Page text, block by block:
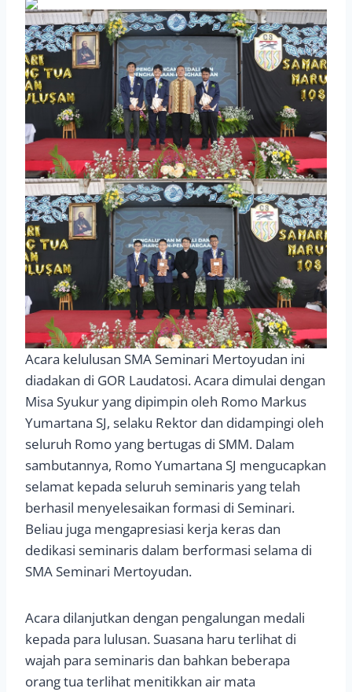
Acara kelulusan SMA Seminari Mertoyudan ini
diadakan di GOR Laudatosi. Acara dimulai dengan
Misa Syukur yang dipimpin oleh Romo Markus
Yumartana SJ, selaku Rektor dan didampingi oleh
seluruh Romo yang bertugas di SMM. Dalam
sambutannya, Romo Yumartana SJ mengucapkan
selamat kepada seluruh seminaris yang telah
berhasil menyelesaikan formasi di Seminari.
Beliau juga mengapresiasi kerja keras dan
dedikasi seminaris dalam berformasi selama di
SMA Seminari Mertoyudan.
Acara dilanjutkan dengan pengalungan medali
kepada para lulusan. Suasana haru terlihat di
wajah para seminaris dan bahkan beberapa
orang tua terlihat menitikkan air mata